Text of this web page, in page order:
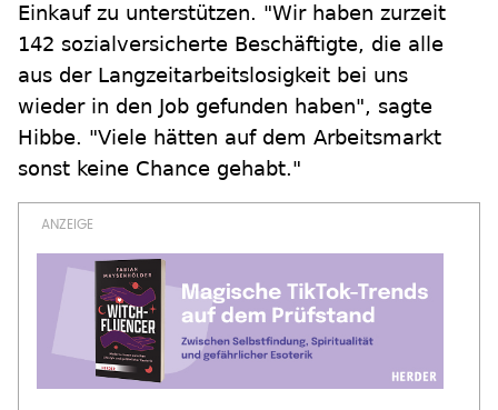
Einkauf zu unterstützen. "Wir haben zurzeit
142 sozialversicherte Beschäftigte, die alle
aus der Langzeitarbeitslosigkeit bei uns
wieder in den Job gefunden haben", sagte
Hibbe. "Viele hätten auf dem Arbeitsmarkt
sonst keine Chance gehabt."